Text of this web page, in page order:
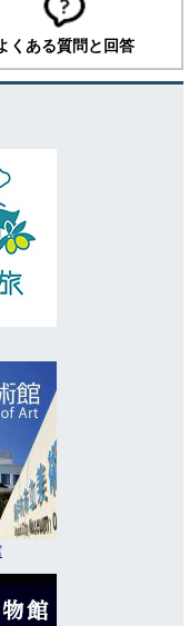
くある質問と回答